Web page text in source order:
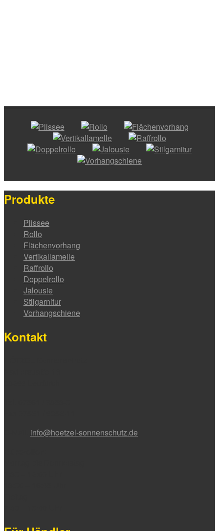
Produkte
Plissee
Rollo
Flächenvorhang
Vertikallamelle
Raffrollo
Doppelrollo
Jalousie
Stilgarnitur
Vorhangschiene
Kontakt
info@hoetzel-sonnenschutz.de